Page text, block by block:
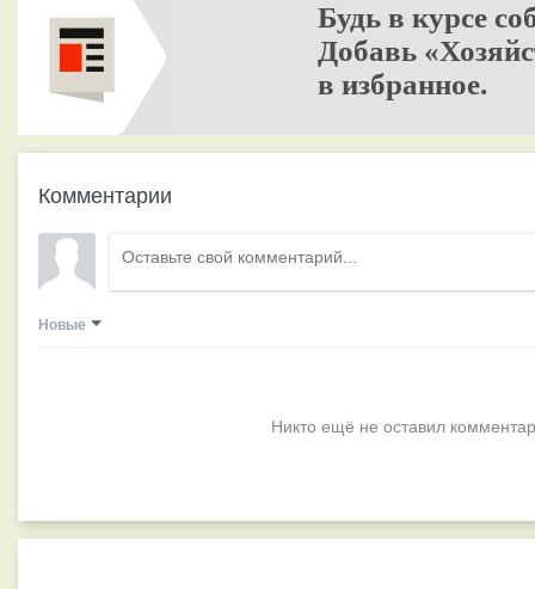
Будь в курсе
Добавь
в избранное.
Комментарии
Новые
Никто ещё не оставил